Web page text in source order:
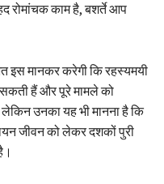
रोमांचक काम है, बशर्ते आप
इस मानकर करेगी कि रहस्यमयी
सकती हैं और पूरे मामले को
लेकिन उनका यह भी मानना है कि
जीवन को लेकर दशकों पुरी